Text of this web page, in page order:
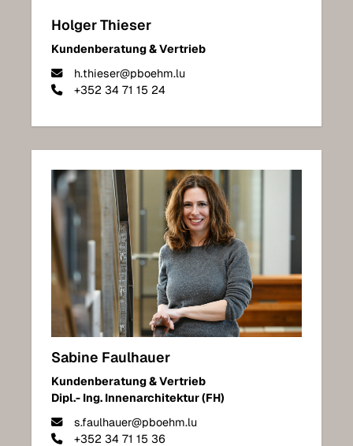
Holger Thieser
Kundenberatung & Vertrieb
h.thieser@pboehm.lu
+352 34 71 15 24
Sabine Faulhauer
Kundenberatung & Vertrieb
Dipl.- Ing. Innenarchitektur (FH)
s.faulhauer@pboehm.lu
+352 34 71 15 36